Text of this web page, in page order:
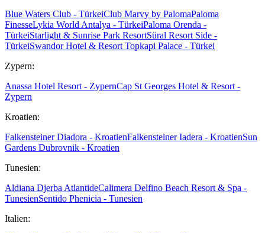
Blue Waters Club - TürkeiClub Marvy by PalomaPaloma
FinesseLykia World Antalya - TürkeiPaloma Orenda -
TürkeiStarlight & Sunrise Park ResortSüral Resort Side -
TürkeiSwandor Hotel & Resort Topkapi Palace - Türkei
Zypern:
Anassa Hotel Resort - ZypernCap St Georges Hotel & Resort -
Zypern
Kroatien:
Falkensteiner Diadora - KroatienFalkensteiner Iadera - KroatienSun
Gardens Dubrovnik - Kroatien
Tunesien:
Aldiana Djerba AtlantideCalimera Delfino Beach Resort & Spa -
TunesienSentido Phenicia - Tunesien
Italien: